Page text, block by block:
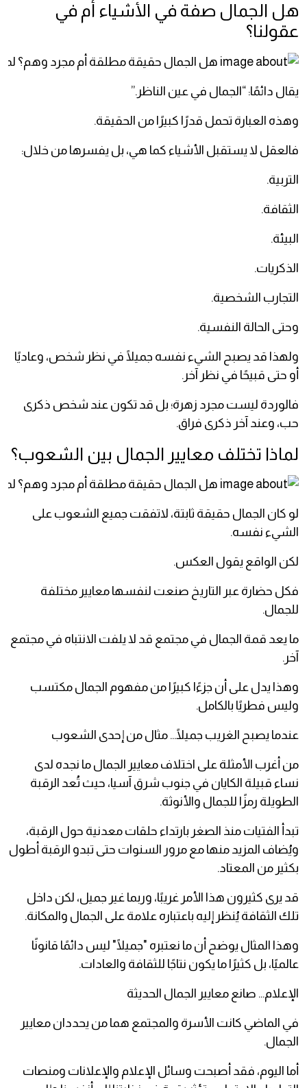
هل الجمال صفة في الأشياء أم في
عقولنا؟
يقال دائمًا: “الجمال في عين الناظر.”
وهذه العبارة تحمل قدرًا كبيرًا من الحقيقة.
فالعقل لا يستقبل الأشياء كما هي، بل يفسرها من خلال:
التربية.
الثقافة.
البيئة.
الذكريات.
التجارب الشخصية.
وحتى الحالة النفسية.
ولهذا قد يصبح الشيء نفسه جميلًا في نظر شخص، وعاديًا
أو حتى قبيحًا في نظر آخر.
فالوردة ليست مجرد زهرة؛ بل قد تكون عند شخص ذكرى
حب، وعند آخر ذكرى فراق.
لماذا تختلف معايير الجمال بين الشعوب؟
لو كان الجمال حقيقة ثابتة، لاتفقت جميع الشعوب على
الشيء نفسه.
لكن الواقع يقول العكس.
فكل حضارة عبر التاريخ صنعت لنفسها معايير مختلفة
للجمال.
ما يعد قمة الجمال في مجتمع قد لا يلفت الانتباه في مجتمع
آخر.
وهذا يدل على أن جزءًا كبيرًا من مفهوم الجمال مكتسب
وليس فطريًا بالكامل.
عندما يصبح الغريب جميلًا... مثال من إحدى الشعوب
من أغرب الأمثلة على اختلاف معايير الجمال ما نجده لدى
نساء قبيلة الكايان في جنوب شرق آسيا، حيث تُعد الرقبة
الطويلة رمزًا للجمال والأنوثة.
تبدأ الفتيات منذ الصغر بارتداء حلقات معدنية حول الرقبة،
ويُضاف المزيد منها مع مرور السنوات حتى تبدو الرقبة أطول
بكثير من المعتاد.
قد يرى كثيرون هذا الأمر غريبًا، وربما غير جميل، لكن داخل
تلك الثقافة يُنظر إليه باعتباره علامة على الجمال والمكانة.
وهذا المثال يوضح أن ما نعتبره "جميلًا" ليس دائمًا قانونًا
عالميًا، بل كثيرًا ما يكون نتاجًا للثقافة والعادات.
الإعلام... صانع معايير الجمال الحديثة
في الماضي كانت الأسرة والمجتمع هما من يحددان معايير
الجمال.
أما اليوم، فقد أصبحت وسائل الإعلام والإعلانات ومنصات